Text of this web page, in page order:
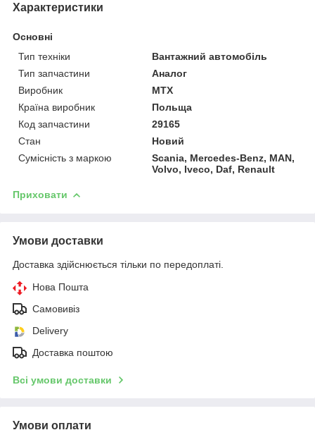
Характеристики
Основні
Тип техніки
Вантажний автомобіль
Тип запчастини
Аналог
Виробник
MTX
Країна виробник
Польща
Код запчастини
29165
Стан
Новий
Сумісність з маркою
Scania, Mercedes-Benz, MAN,
Volvo, Iveco, Daf, Renault
Приховати
Умови доставки
Доставка здійснюється тільки по передоплаті.
Нова Пошта
Самовивіз
Delivery
Доставка поштою
Всі умови доставки
Умови оплати